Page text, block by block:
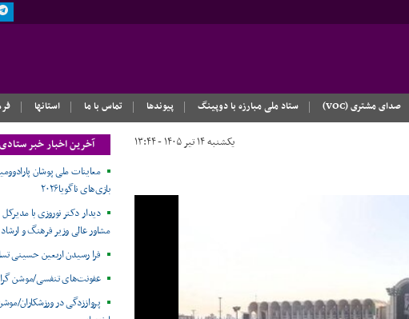
صدای مشتری (VOC) ستاد ملی مبارزه با دوپینگ پیوندها تماس با ما استانها
یکشنبه ۱۴ تیر ۱۴۰۵ - ۱۳:۴۴
آخرین اخبار خبر ستادی
معاینات ملی پوشان
بازی‌های ناگویا۲۰۲۶
دیدار دکتر نوروزی با
مشاور عالی وزیر فرهنگ و
فرا رسیدن اربعین حسینی
عفونت‌های تنفسی/موشن
پرواززدگی در ورزشکاران/